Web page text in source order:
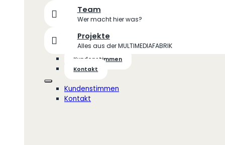
Team
Wer macht hier was?
Projekte
Alles aus der MULTIMEDIAFABRIK
Kundenstimmen
Kontakt
Kundenstimmen
Kontakt